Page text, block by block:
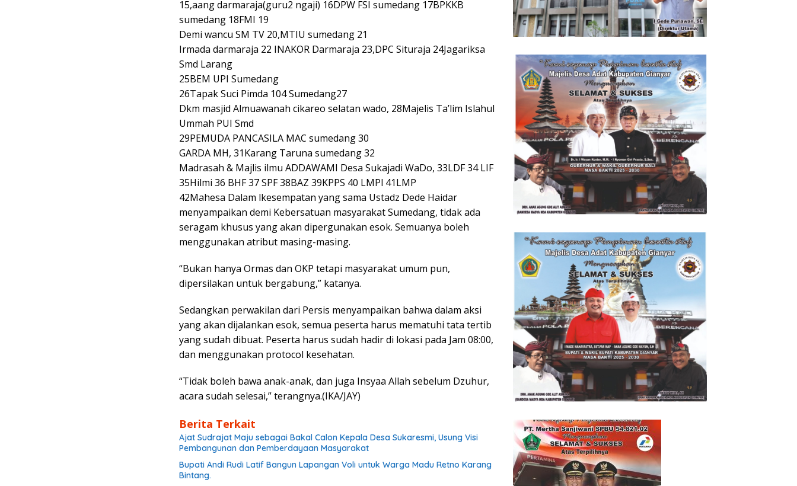
15,aang darmaraja(guru2 ngaji) 16DPW FSI sumedang 17BPKKB
sumedang 18FMI 19
Demi wancu SM TV 20,MTIU sumedang 21
Irmada darmaraja 22 INAKOR Darmaraja 23,DPC Situraja 24Jagariksa
Smd Larang
25BEM UPI Sumedang
26Tapak Suci Pimda 104 Sumedang27
Dkm masjid Almuawanah cikareo selatan wado, 28Majelis Ta’lim Islahul
Ummah PUI Smd
29PEMUDA PANCASILA MAC sumedang 30
GARDA MH, 31Karang Taruna sumedang 32
Madrasah & Majlis ilmu ADDAWAMI Desa Sukajadi WaDo, 33LDF 34 LIF
35Hilmi 36 BHF 37 SPF 38BAZ 39KPPS 40 LMPl 41LMP
42Mahesa Dalam lkesempatan yang sama Ustadz Dede Haidar
menyampaikan demi Kebersatuan masyarakat Sumedang, tidak ada
seragam khusus yang akan dipergunakan esok. Semuanya boleh
menggunakan atribut masing-masing.
“Bukan hanya Ormas dan OKP tetapi masyarakat umum pun,
dipersilakan untuk bergabung,” katanya.
Sedangkan perwakilan dari Persis menyampaikan bahwa dalam aksi
yang akan dijalankan esok, semua peserta harus mematuhi tata tertib
yang sudah dibuat. Peserta harus sudah hadir di lokasi pada Jam 08:00,
dan menggunakan protocol kesehatan.
“Tidak boleh bawa anak-anak, dan juga Insyaa Allah sebelum Dzuhur,
acara sudah selesai,” terangnya.(IKA/JAY)
Berita Terkait
Ajat Sudrajat Maju sebagai Bakal Calon Kepala Desa Sukaresmi, Usung Visi
Pembangunan dan Pemberdayaan Masyarakat
Bupati Andi Rudi Latif Bangun Lapangan Voli untuk Warga Madu Retno Karang
Bintang.